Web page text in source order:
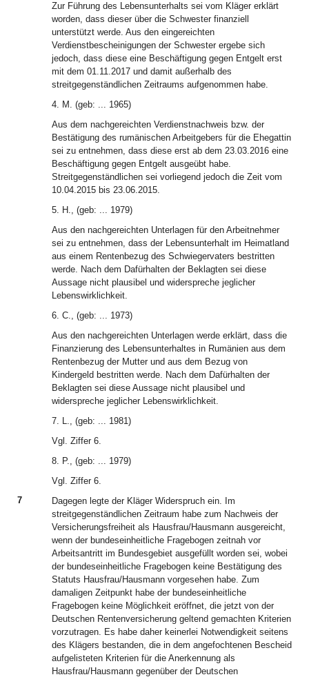
Zur Führung des Lebensunterhalts sei vom Kläger erklärt
worden, dass dieser über die Schwester finanziell
unterstützt werde. Aus den eingereichten
Verdienstbescheinigungen der Schwester ergebe sich
jedoch, dass diese eine Beschäftigung gegen Entgelt erst
mit dem 01.11.2017 und damit außerhalb des
streitgegenständlichen Zeitraums aufgenommen habe.
4. M. (geb: ... 1965)
Aus dem nachgereichten Verdienstnachweis bzw. der
Bestätigung des rumänischen Arbeitgebers für die Ehegattin
sei zu entnehmen, dass diese erst ab dem 23.03.2016 eine
Beschäftigung gegen Entgelt ausgeübt habe.
Streitgegenständlichen sei vorliegend jedoch die Zeit vom
10.04.2015 bis 23.06.2015.
5. H., (geb: ... 1979)
Aus den nachgereichten Unterlagen für den Arbeitnehmer
sei zu entnehmen, dass der Lebensunterhalt im Heimatland
aus einem Rentenbezug des Schwiegervaters bestritten
werde. Nach dem Dafürhalten der Beklagten sei diese
Aussage nicht plausibel und widerspreche jeglicher
Lebenswirklichkeit.
6. C., (geb: ... 1973)
Aus den nachgereichten Unterlagen werde erklärt, dass die
Finanzierung des Lebensunterhaltes in Rumänien aus dem
Rentenbezug der Mutter und aus dem Bezug von
Kindergeld bestritten werde. Nach dem Dafürhalten der
Beklagten sei diese Aussage nicht plausibel und
widerspreche jeglicher Lebenswirklichkeit.
7. L., (geb: ... 1981)
Vgl. Ziffer 6.
8. P., (geb: ... 1979)
Vgl. Ziffer 6.
7
Dagegen legte der Kläger Widerspruch ein. Im
streitgegenständlichen Zeitraum habe zum Nachweis der
Versicherungsfreiheit als Hausfrau/Hausmann ausgereicht,
wenn der bundeseinheitliche Fragebogen zeitnah vor
Arbeitsantritt im Bundesgebiet ausgefüllt worden sei, wobei
der bundeseinheitliche Fragebogen keine Bestätigung des
Statuts Hausfrau/Hausmann vorgesehen habe. Zum
damaligen Zeitpunkt habe der bundeseinheitliche
Fragebogen keine Möglichkeit eröffnet, die jetzt von der
Deutschen Rentenversicherung geltend gemachten Kriterien
vorzutragen. Es habe daher keinerlei Notwendigkeit seitens
des Klägers bestanden, die in dem angefochtenen Bescheid
aufgelisteten Kriterien für die Anerkennung als
Hausfrau/Hausmann gegenüber der Deutschen